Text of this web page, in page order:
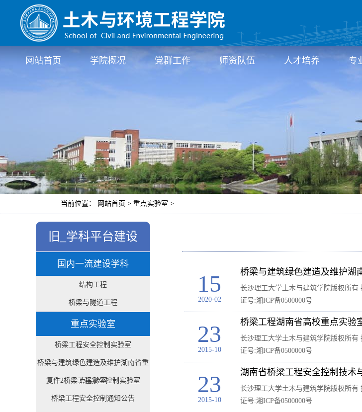
网站首页 学院概况 党群工作 师资队伍 人才培养 专
当前位置： 网站首页 > 重点实验室 >
旧_学科平台建设
国内一流建设学科
结构工程
桥梁与隧道工程
重点实验室
桥梁工程安全控制实验室
桥梁与建筑绿色建造及维护湖南省重
点实验室
复件2桥梁工程安全控制实验室
桥梁工程安全控制通知公告
15
2020-02
桥梁与建筑绿色建造及维护湖
长沙理工大学土木与建筑学院版权所有
证号:湘ICP备0500000号
23
2015-10
桥梁工程湖南省高校重点实验
长沙理工大学土木与建筑学院版权所有
证号:湘ICP备0500000号
23
2015-10
湖南省桥梁工程安全控制技术
长沙理工大学土木与建筑学院版权所有
证号:湘ICP备0500000号